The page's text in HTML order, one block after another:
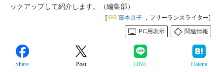
ックアップして紹介します。（編集部）
[ 藤本京子 ，フリーランスライター]
PC用表示
関連情報
Share Post LINE Hatena